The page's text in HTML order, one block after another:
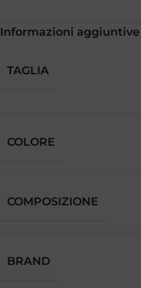
Informazioni aggiuntive
TAGLIA
COLORE
COMPOSIZIONE
BRAND